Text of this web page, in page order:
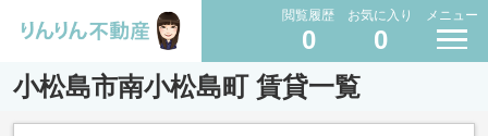
閲覧履歴
0
お気に入り
0
メニュー
小松島市南小松島町 賃貸一覧